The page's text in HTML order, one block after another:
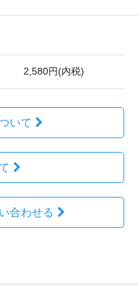
2,580円(内税)
いて
合わせる